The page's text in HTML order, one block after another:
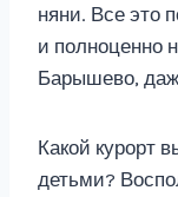
няни. Все это
и полноценно
Барышево,
Какой курорт
детьми?